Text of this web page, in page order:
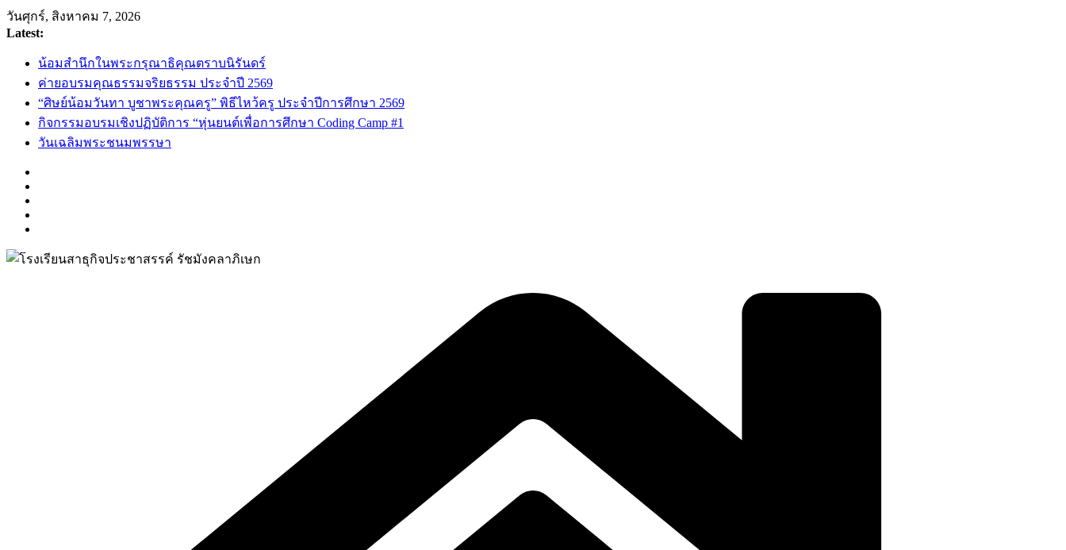
Skip
to
content
วันศุกร์, สิงหาคม 7, 2026
Latest:
น้อมสำนึกในพระกรุณาธิคุณตราบนิรันดร์
ค่ายอบรมคุณธรรมจริยธรรม ประจำปี 2569
“ศิษย์น้อมวันทา บูชาพระคุณครู” พิธีไหว้ครู ประจำปีการศึกษา 2569
กิจกรรมอบรมเชิงปฏิบัติการ “หุ่นยนต์เพื่อการศึกษา Coding Camp #1
วันเฉลิมพระชนมพรรษา